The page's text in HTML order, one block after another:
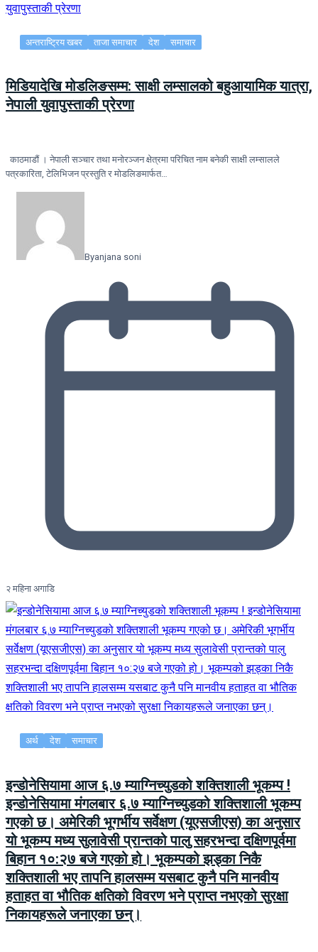
अन्तराष्ट्रिय खबर ताजा समाचार देश समाचार
मिडियादेखि मोडलिङसम्म: साक्षी लम्सालको बहुआयामिक यात्रा,
नेपाली युवापुस्ताकी प्रेरणा
काठमाडौं । नेपाली सञ्चार तथा मनोरञ्जन क्षेत्रमा परिचित नाम बनेकी साक्षी लम्सालले
पत्रकारिता, टेलिभिजन प्रस्तुति र मोडलिङमार्फत…
Byanjana soni
२ महिना अगाडि
अर्थ देश समाचार
इन्डोनेसियामा आज ६.७ म्याग्निच्युडको शक्तिशाली भूकम्प !
इन्डोनेसियामा मंगलबार ६.७ म्याग्निच्युडको शक्तिशाली भूकम्प
गएको छ। अमेरिकी भूगर्भीय सर्वेक्षण (यूएसजीएस) का अनुसार
यो भूकम्प मध्य सुलावेसी प्रान्तको पालु सहरभन्दा दक्षिणपूर्वमा
बिहान १०:२७ बजे गएको हो। भूकम्पको झड्का निकै
शक्तिशाली भए तापनि हालसम्म यसबाट कुनै पनि मानवीय
हताहत वा भौतिक क्षतिको विवरण भने प्राप्त नभएको सुरक्षा
निकायहरूले जनाएका छन्।